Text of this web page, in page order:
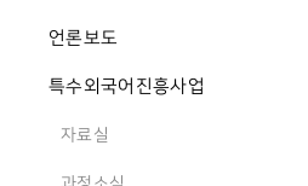
언론보도
특수외국어진흥사업
자료실